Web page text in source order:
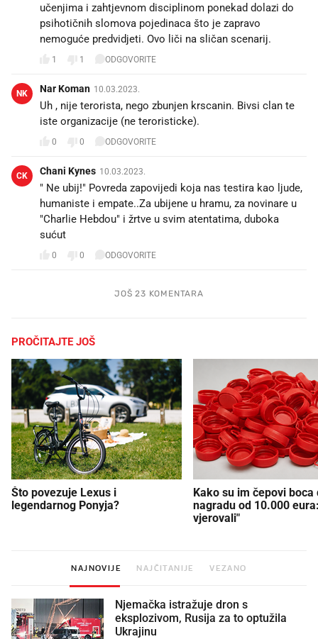
učenjima i zahtjevnom disciplinom ponekad dolazi do
psihotičnih slomova pojedinaca što je zapravo
nemoguće predvidjeti. Ovo liči na sličan scenarij.
1 1 ODGOVORITE
NK Nar Koman 10.03.2023.
Uh , nije terorista, nego zbunjen krscanin. Bivsi clan te
iste organizacije (ne teroristicke).
0 0 ODGOVORITE
CK Chani Kynes 10.03.2023.
" Ne ubij!" Povreda zapovijedi koja nas testira kao ljude,
humaniste i empate..Za ubijene u hramu, za novinare u
"Charlie Hebdou" i žrtve u svim atentatima, duboka
sućut🙏
0 0 ODGOVORITE
JOŠ 23 KOMENTARA
PROČITAJTE JOŠ
Što povezuje Lexus i
legendarnog Ponyja?
Kako su im čepovi boca
nagradu od 10.000
vjerovali"
NAJNOVIJE NAJČITANIJE VEZANO
Njemačka istražuje dron s
eksplozivom, Rusija za to optužila
Ukrajinu